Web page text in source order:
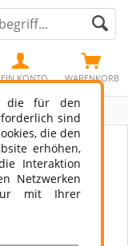
WARENKORB
KONTO
die für den
sind
die den
erhöhen,
Interaktion
Netzwerken
mit Ihrer